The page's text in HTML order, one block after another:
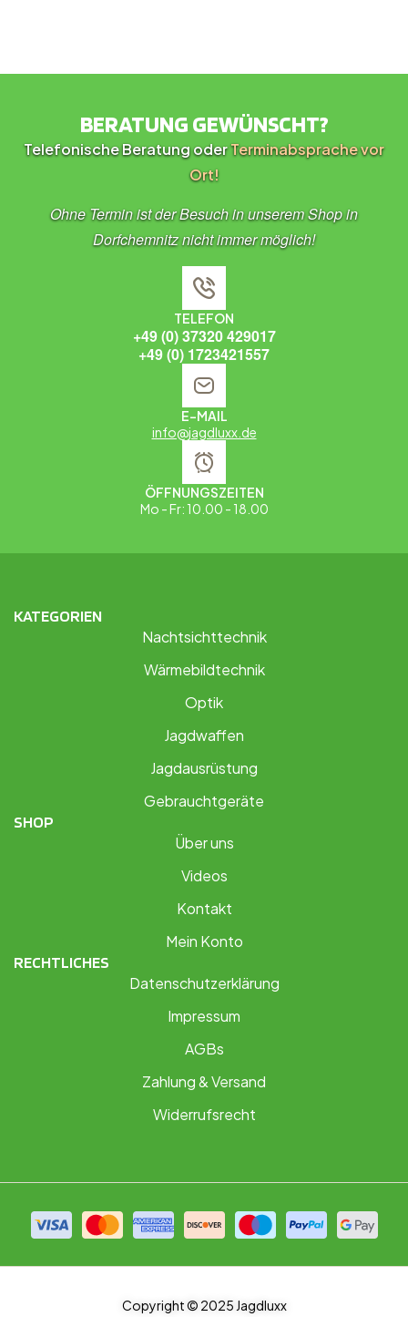
BERATUNG GEWÜNSCHT?
Telefonische Beratung oderTerminabsprache vor
Ort!
Ohne Termin ist der Besuch in unserem Shop in
Dorfchemnitz nicht immer möglich!
TELEFON
+49 (0) 37320 429017
+49 (0) 1723421557
E-MAIL
info@jagdluxx.de
ÖFFNUNGSZEITEN
Mo - Fr: 10.00 - 18.00
KATEGORIEN
Nachtsichttechnik
Wärmebildtechnik
Optik
Jagdwaffen
Jagdausrüstung
Gebrauchtgeräte
SHOP
Über uns
Videos
Kontakt
Mein Konto
RECHTLICHES
Datenschutzerklärung
Impressum
AGBs
Zahlung & Versand
Widerrufsrecht
Copyright © 2025 Jagdluxx